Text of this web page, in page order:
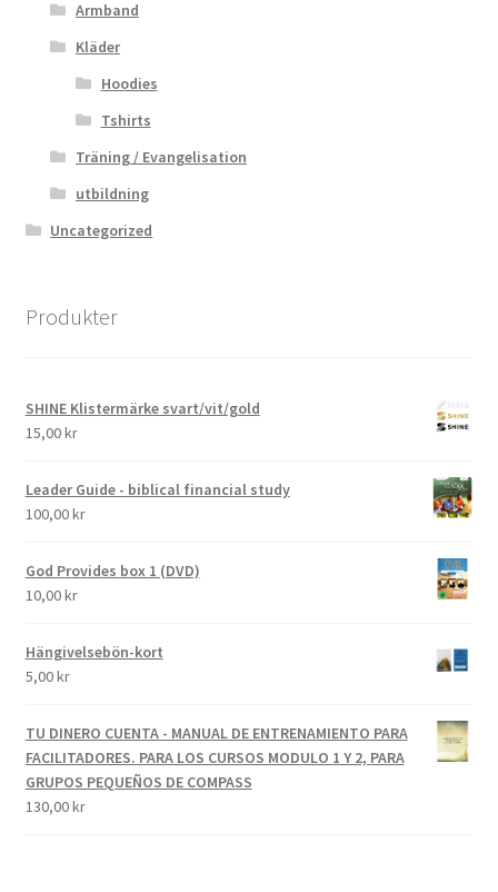
Armband
Kläder
Hoodies
Tshirts
Träning / Evangelisation
utbildning
Uncategorized
Produkter
SHINE Klistermärke svart/vit/gold
15,00kr
Leader Guide - biblical financial study
100,00kr
God Provides box 1 (DVD)
10,00kr
Hängivelsebön-kort
5,00kr
TU DINERO CUENTA - MANUAL DE ENTRENAMIENTO PARA
FACILITADORES. PARA LOS CURSOS MODULO 1 Y 2, PARA
GRUPOS PEQUEÑOS DE COMPASS
130,00kr